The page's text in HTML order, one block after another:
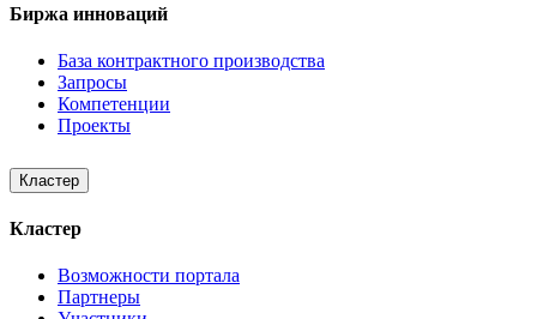
Биржа инноваций
База контрактного производства
Запросы
Компетенции
Проекты
Кластер
Кластер
Возможности портала
Партнеры